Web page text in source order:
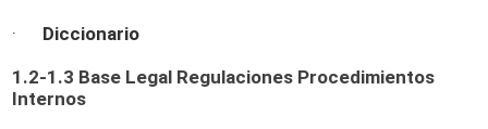
· Diccionario
1.2-1.3 Base Legal Regulaciones Procedimientos
Internos